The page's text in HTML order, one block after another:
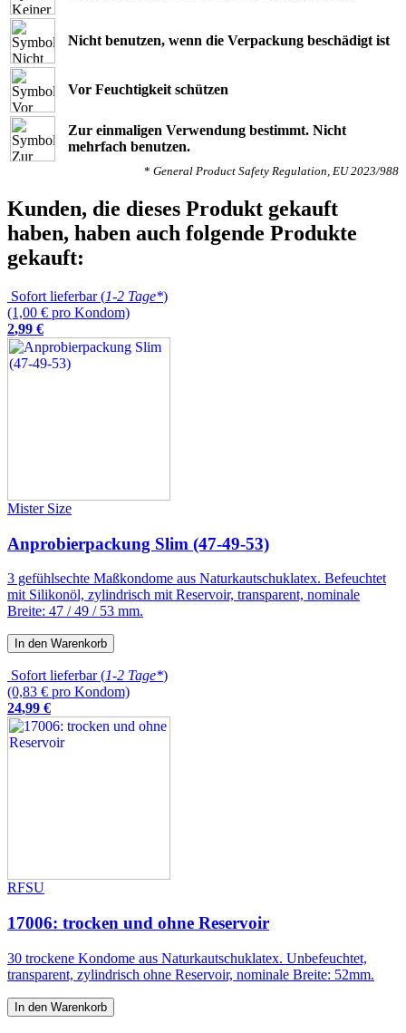
Nicht benutzen, wenn die Verpackung beschädigt ist
Vor Feuchtigkeit schützen
Zur einmaligen Verwendung bestimmt. Nicht
mehrfach benutzen.
* General Product Safety Regulation, EU 2023/988
Kunden, die dieses Produkt gekauft
haben, haben auch folgende Produkte
gekauft:
Sofort lieferbar (1-2 Tage*)
(1,00 € pro Kondom)
2,99 €
Mister Size
Anprobierpackung Slim (47-49-53)
3 gefühlsechte Maßkondome aus Naturkautschuklatex. Befeuchtet
mit Silikonöl, zylindrisch mit Reservoir, transparent, nominale
Breite: 47 / 49 / 53 mm.
In den Warenkorb
Sofort lieferbar (1-2 Tage*)
(0,83 € pro Kondom)
24,99 €
RFSU
17006: trocken und ohne Reservoir
30 trockene Kondome aus Naturkautschuklatex. Unbefeuchtet,
transparent, zylindrisch ohne Reservoir, nominale Breite: 52mm.
In den Warenkorb